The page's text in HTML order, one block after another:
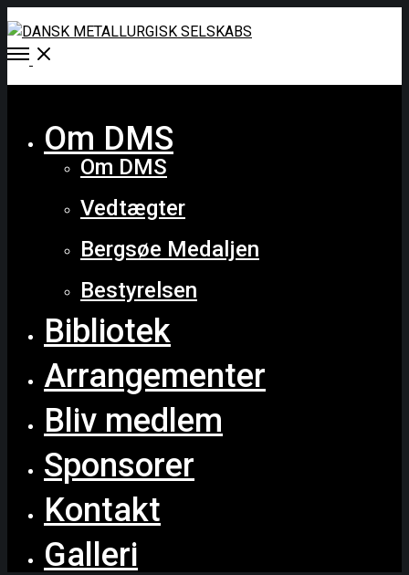
Open
Om DMS
Om DMS
Vedtægter
Bergsøe Medaljen
Bestyrelsen
Bibliotek
Arrangementer
Bliv medlem
Sponsorer
Kontakt
Galleri